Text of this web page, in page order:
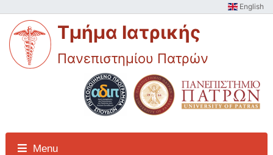
English
Τμήμα Ιατρικής
Πανεπιστημίου Πατρών
Menu
Προπτυχιακά